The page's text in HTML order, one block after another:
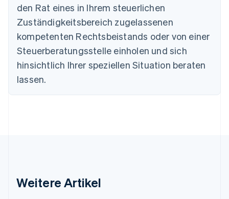
den Rat eines in Ihrem steuerlichen
Zuständigkeitsbereich zugelassenen
kompetenten Rechtsbeistands oder von einer
Steuerberatungsstelle einholen und sich
hinsichtlich Ihrer speziellen Situation beraten
lassen.
Weitere Artikel
Festlandchina
Finnland
EnglishSvenska
Frankreich
Français English
Gibraltar
English
English
日本語 English